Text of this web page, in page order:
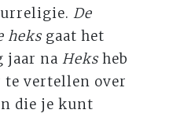
De
heks gaat het
jaar naHeks heb
te vertellen over
die je kunt